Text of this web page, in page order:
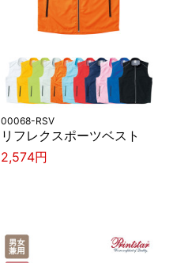
00068-RSV
リフレクスポーツベスト
2,574円